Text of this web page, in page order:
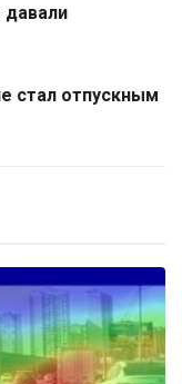
стал отпускным